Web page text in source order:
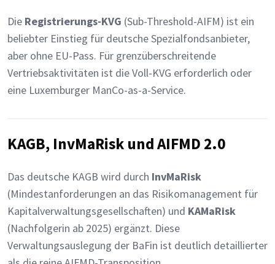
Die Registrierungs-KVG (Sub-Threshold-AIFM) ist ein
beliebter Einstieg für deutsche Spezialfondsanbieter,
aber ohne EU-Pass. Für grenzüberschreitende
Vertriebsaktivitäten ist die Voll-KVG erforderlich oder
eine Luxemburger ManCo-as-a-Service.
KAGB, InvMaRisk und AIFMD 2.0
Das deutsche KAGB wird durch InvMaRisk
(Mindestanforderungen an das Risikomanagement für
Kapitalverwaltungsgesellschaften) und KAMaRisk
(Nachfolgerin ab 2025) ergänzt. Diese
Verwaltungsauslegung der BaFin ist deutlich detaillierter